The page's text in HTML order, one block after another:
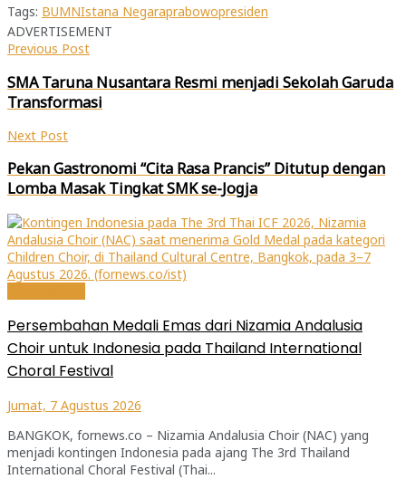
Facebook(Membuka
di
jendela
yang
baru)
Twitter(Membuka
di
jendela
yang
baru)
WhatsApp(Membuka
di
jendela
yang
Tags: BUMNIstana Negaraprabowopresiden
ADVERTISEMENT
Previous Post
SMA Taruna Nusantara Resmi menjadi Sekolah Garuda
Transformasi
Next Post
Pekan Gastronomi “Cita Rasa Prancis” Ditutup dengan
Lomba Masak Tingkat SMK se-Jogja
Persembahan Medali Emas dari Nizamia Andalusia
Choir untuk Indonesia pada Thailand International
Choral Festival
Jumat, 7 Agustus 2026
BANGKOK, fornews.co – Nizamia Andalusia Choir (NAC) yang
menjadi kontingen Indonesia pada ajang The 3rd Thailand
International Choral Festival (Thai...